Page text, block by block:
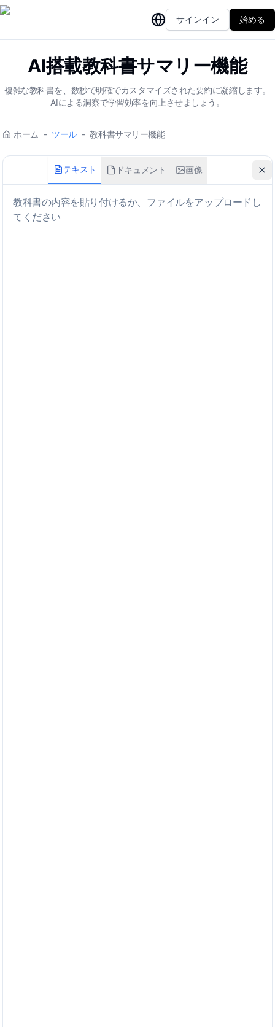
サインイン 始める
AI搭載教科書サマリー機能
複雑な教科書を、数秒で明確でカスタマイズされた要約に凝縮します。
AIによる洞察で学習効率を向上させましょう。
ホーム - ツール - 教科書サマリー機能
テキスト ドキュメント 画像